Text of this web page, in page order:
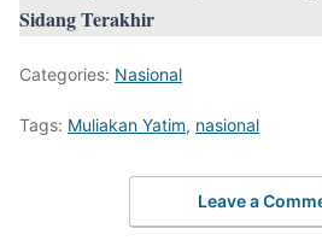
Sidang Terakhir
Categories: Nasional
Tags: Muliakan Yatim, nasional
Leave a